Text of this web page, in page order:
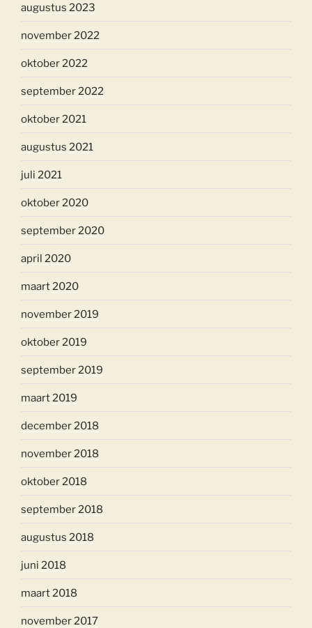
augustus 2023
november 2022
oktober 2022
september 2022
oktober 2021
augustus 2021
juli 2021
oktober 2020
september 2020
april 2020
maart 2020
november 2019
oktober 2019
september 2019
maart 2019
december 2018
november 2018
oktober 2018
september 2018
augustus 2018
juni 2018
maart 2018
november 2017